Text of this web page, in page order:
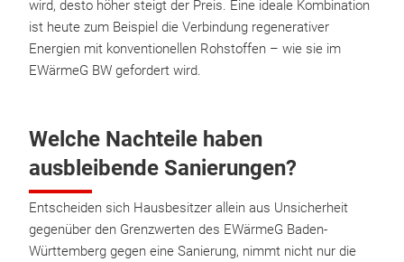
wird, desto höher steigt der Preis. Eine ideale Kombination
ist heute zum Beispiel die Verbindung regenerativer
Energien mit konventionellen Rohstoffen – wie sie im
EWärmeG BW gefordert wird.
Welche Nachteile haben
ausbleibende Sanierungen?
Entscheiden sich Hausbesitzer allein aus Unsicherheit
gegenüber den Grenzwerten des EWärmeG Baden-
Württemberg gegen eine Sanierung, nimmt nicht nur die